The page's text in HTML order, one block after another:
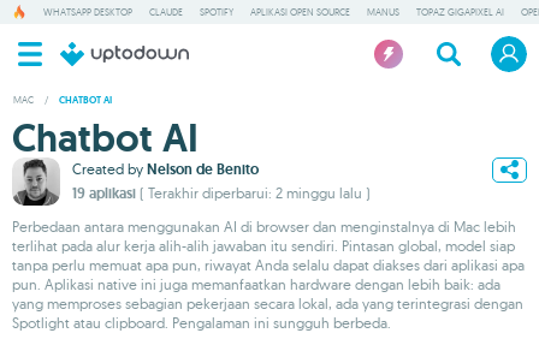
WHATSAPP DESKTOP CLAUDE SPOTIFY APLIKASI OPEN SOURCE MANUS TOPAZ GIGAPIXEL AI
MAC / CHATBOT AI
Chatbot AI
Created by Nelson de Benito
19 aplikasi ( Terakhir diperbarui: 2 minggu lalu )
Perbedaan antara menggunakan AI di browser dan menginstalnya di Mac lebih
terlihat pada alur kerja alih-alih jawaban itu sendiri. Pintasan global, model siap
tanpa perlu memuat apa pun, riwayat Anda selalu dapat diakses dari aplikasi apa
pun. Aplikasi native ini juga memanfaatkan hardware dengan lebih baik: ada
yang memproses sebagian pekerjaan secara lokal, ada yang terintegrasi dengan
Spotlight atau clipboard. Pengalaman ini sungguh berbeda.